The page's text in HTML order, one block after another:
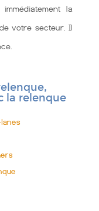
la
votre secteur. Il
la relenque